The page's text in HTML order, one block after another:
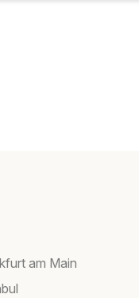
am Main